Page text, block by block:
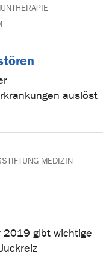
auslöst
MEDIZIN
2019 gibt wichtige